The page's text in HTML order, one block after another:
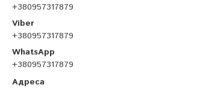
+380957317879
+380957317879
+380957317879